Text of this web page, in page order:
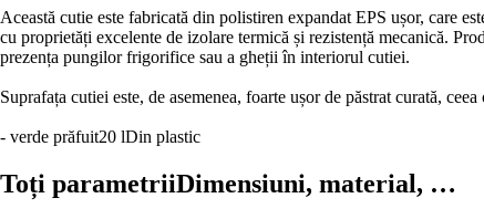
Această cutie este fabricată din polistiren expandat EPS ușor, care
cu proprietăți excelente de izolare termică și rezistență mecanică.
prezența pungilor frigorifice sau a gheții în interiorul cutiei.
Suprafața cutiei este, de asemenea, foarte ușor de păstrat curată,
- verde prăfuit20 lDin plastic
Toți parametriiDimensiuni, material, …